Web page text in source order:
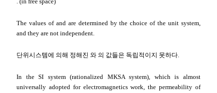
The values of and are determined by the choice of the unit system,
and they are not independent.
단위시스템에 의해 정해진 와 의 값들은 독립적이지 못하다.
In the SI system (rationalized MKSA system), which is almost
universally adopted for electromagnetics work, the permeability of